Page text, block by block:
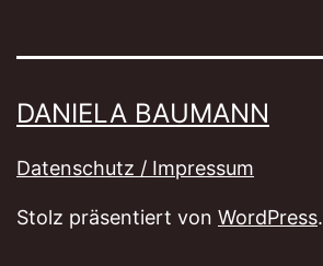
DANIELA BAUMANN
Datenschutz / Impressum
Stolz präsentiert von WordPress.